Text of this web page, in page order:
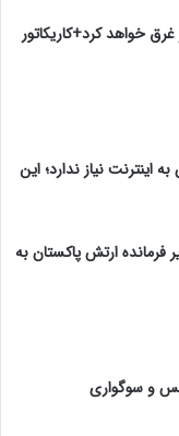
غرق خواهد کرد+کاریکاتور
اینترنت نیاز ندارد؛ این
فرمانده ارتش پاکستان به
و سوگواری